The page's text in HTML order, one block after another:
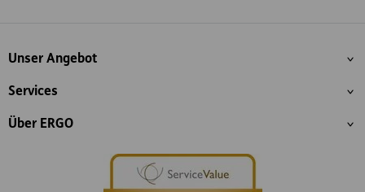
Inhaltsübersicht
Unser Angebot
Services
Über ERGO